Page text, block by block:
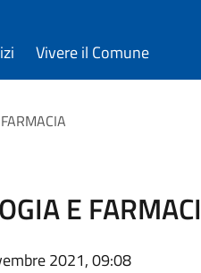
Vivere il Comune
E
2021, 09:08